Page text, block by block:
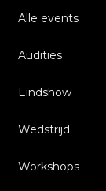
Alle events
Audities
Eindshow
Wedstrijd
Workshops